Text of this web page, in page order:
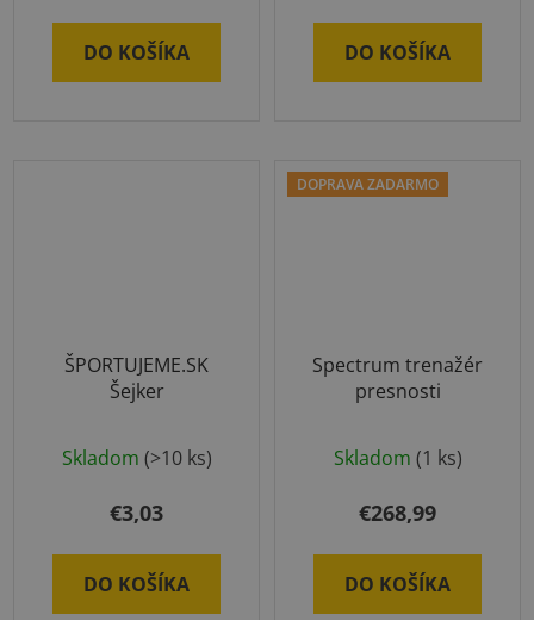
DO KOŠÍKA DO KOŠÍKA
ŠPORTUJEME.SK
Šejker
Skladom (>10 ks)
€3,03
DO KOŠÍKA
DOPRAVA ZADARMO
Spectrum trenažér
presnosti
Skladom (1 ks)
€268,99
DO KOŠÍKA